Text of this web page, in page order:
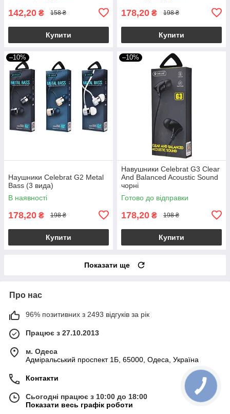
142,20 ₴ 158 ₴
Купити
178,20 ₴ 198 ₴
Купити
–10%
Наушники Celebrat G2 Metal
Bass (3 вида)
В наявності
178,20 ₴ 198 ₴
Купити
–10%
Навушники Celebrat G3 Clear
And Balanced Acoustic Sound
чорні
Готово до відправки
178,20 ₴ 198 ₴
Купити
Показати ще
Про нас
96% позитивних з 2493 відгуків за рік
Працює з 27.10.2013
м. Одеса
Адміральський проспект 1Б, 65000, Одеса, Україна
Контакти
Сьогодні працює з 10:00 до 18:00
Показати весь графік роботи